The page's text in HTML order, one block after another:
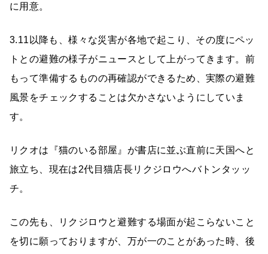
に用意。
3.11以降も、様々な災害が各地で起こり、その度にペッ
トとの避難の様子がニュースとして上がってきます。前
もって準備するものの再確認ができるため、実際の避難
風景をチェックすることは欠かさないようにしていま
す。
リクオは『猫のいる部屋』が書店に並ぶ直前に天国へと
旅立ち、現在は2代目猫店長リクジロウへバトンタッッ
チ。
この先も、リクジロウと避難する場面が起こらないこと
を切に願っておりますが、万が一のことがあった時、後